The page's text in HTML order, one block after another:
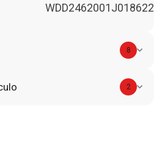
WDD2462001J018622
8
2